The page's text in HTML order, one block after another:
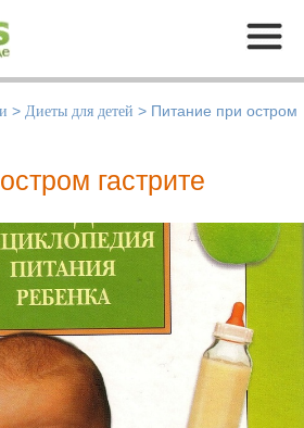
Меню
> Диеты для детей > Питание при остром
гастрите